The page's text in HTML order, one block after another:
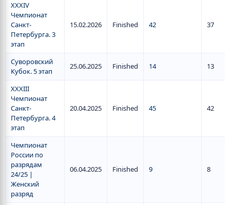
XXXIV
Чемпионат
Санкт-
Петербурга. 3
этап
15.02.2026 Finished 42 37
Суворовский
Кубок. 5 этап
25.06.2025 Finished 14 13
XXXIII
Чемпионат
Санкт-
Петербурга. 4
этап
20.04.2025 Finished 45 42
Чемпионат
России по
разрядам
24/25 |
Женский
разряд
06.04.2025 Finished 9 8